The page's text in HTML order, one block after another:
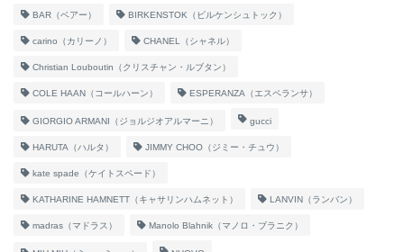
BAR（ベアー） BIRKENSTOK（ビルケンシュトック）
carino（カリーノ） CHANEL（シャネル）
Christian Louboutin（クリスチャン・ルブタン）
COLE HAAN（コールハーン） ESPERANZA（エスペランサ）
GIORGIO ARMANI（ジョルジオアルマーニ） gucci
HARUTA（ハルタ） JIMMY CHOO（ジミー・チュウ）
kate spade（ケイトスペード）
KATHARINE HAMNETT（キャサリンハムネット） LANVIN（ランバン）
madras（マドラス） Manolo Blahnik（マノロ・ブラニク）